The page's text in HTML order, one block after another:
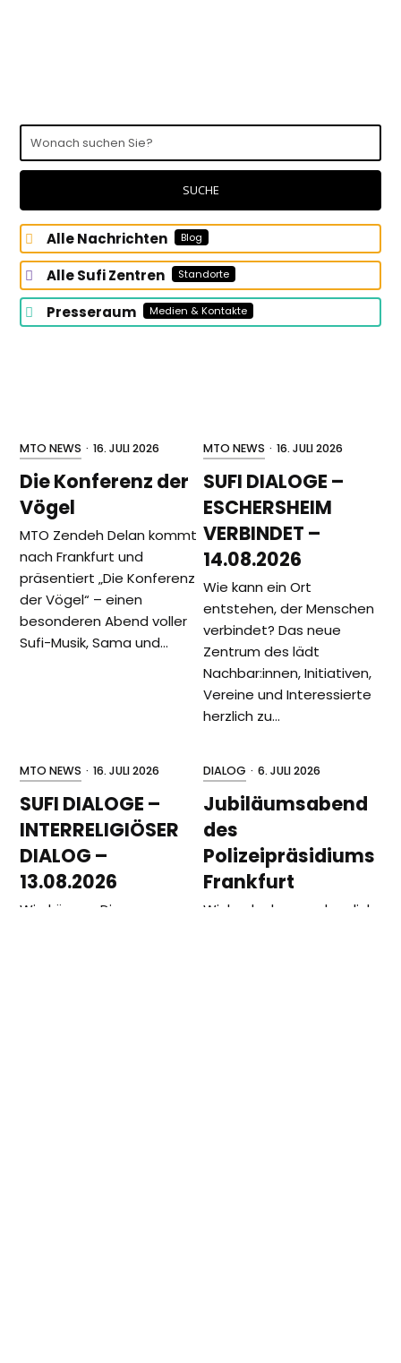
suchen
Sie?
SUCHE
Alle Nachrichten Blog
Alle Sufi Zentren Standorte
Presseraum Medien & Kontakte
MTO NEWS · 16. JULI 2026
Die Konferenz der
Vögel
MTO Zendeh Delan kommt
nach Frankfurt und
präsentiert „Die Konferenz
der Vögel“ – einen
besonderen Abend voller
Sufi-Musik, Sama und…
MTO NEWS · 16. JULI 2026
SUFI DIALOGE –
ESCHERSHEIM
VERBINDET –
14.08.2026
Wie kann ein Ort
entstehen, der Menschen
verbindet? Das neue
Zentrum des lädt
Nachbar:innen, Initiativen,
Vereine und Interessierte
herzlich zu…
MTO NEWS · 16. JULI 2026
SUFI DIALOGE –
INTERRELIGIÖSER
DIALOG –
13.08.2026
Wie können Dienen,
DIALOG · 6. JULI 2026
Jubiläumsabend
des
Polizeipräsidiums
Frankfurt
Wir bedanken uns herzlich